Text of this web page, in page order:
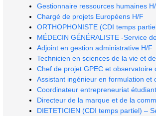
Gestionnaire ressources humaines
Chargé de projets Européens H/F
ORTHOPHONISTE (CDI temps
MÉDECIN GÉNÉRALISTE -Service
Adjoint en gestion administrative H/F
Technicien en sciences de la vie et
Chef de projet GPEC et observatoire
Assistant ingénieur en formulation et
Coordinateur entrepreneuriat
Directeur de la marque et de la
DIETETICIEN (CDI temps partiel) –